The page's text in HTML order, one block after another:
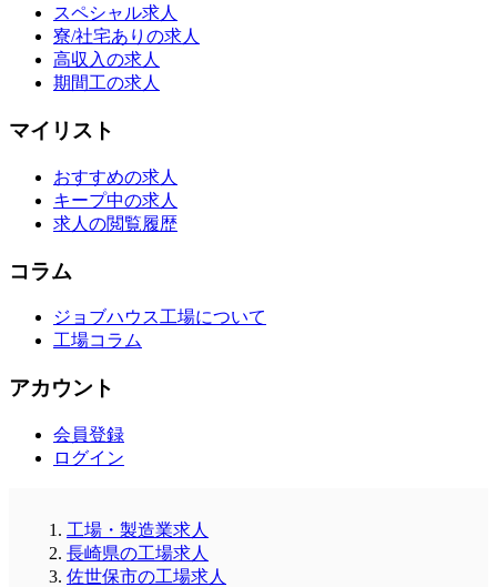
スペシャル求人
寮/社宅ありの求人
高収入の求人
期間工の求人
マイリスト
おすすめの求人
キープ中の求人
求人の閲覧履歴
コラム
ジョブハウス工場について
工場コラム
アカウント
会員登録
ログイン
工場・製造業求人
長崎県の工場求人
佐世保市の工場求人